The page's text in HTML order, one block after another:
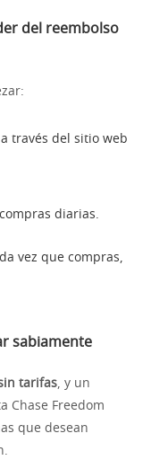
del reembolso
través del sitio web
diarias.
vez que compras,
sabiamente
tarifas , y un
Chase Freedom
que desean